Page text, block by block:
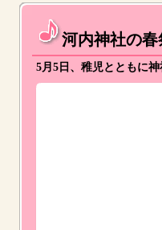
河内神社の春
5月5日、稚児とともに